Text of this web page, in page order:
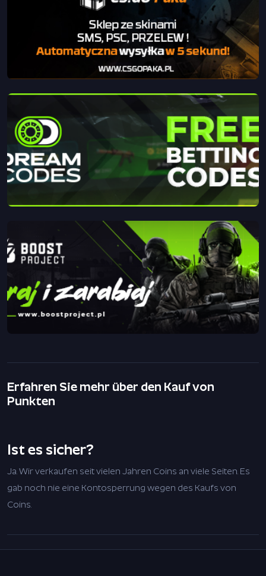
Erfahren Sie mehr über den Kauf von
Punkten
Ist es sicher?
Ja. Wir verkaufen seit vielen Jahren Coins an viele Seiten. Es
gab noch nie eine Kontosperrung wegen des Kaufs von
Coins.